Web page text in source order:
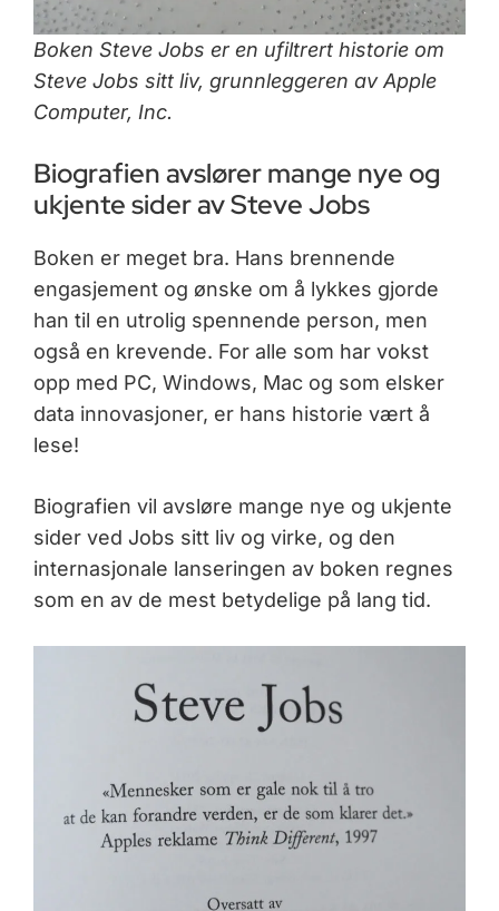
Boken Steve Jobs er en ufiltrert historie om
Steve Jobs sitt liv, grunnleggeren av Apple
Computer, Inc.
Biografien avslører mange nye og
ukjente sider av Steve Jobs
Boken er meget bra. Hans brennende
engasjement og ønske om å lykkes gjorde
han til en utrolig spennende person, men
også en krevende. For alle som har vokst
opp med PC, Windows, Mac og som elsker
data innovasjoner, er hans historie vært å
lese!
Biografien vil avsløre mange nye og ukjente
sider ved Jobs sitt liv og virke, og den
internasjonale lanseringen av boken regnes
som en av de mest betydelige på lang tid.